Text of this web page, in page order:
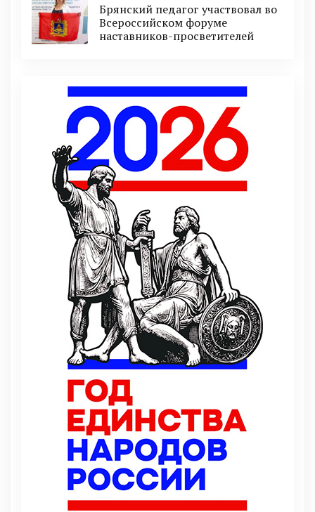
Брянский педагог участвовал во
Всероссийском форуме
наставников-просветителей